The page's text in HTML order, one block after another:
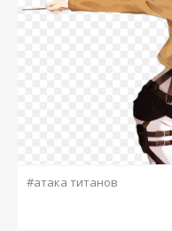
#атака титанов